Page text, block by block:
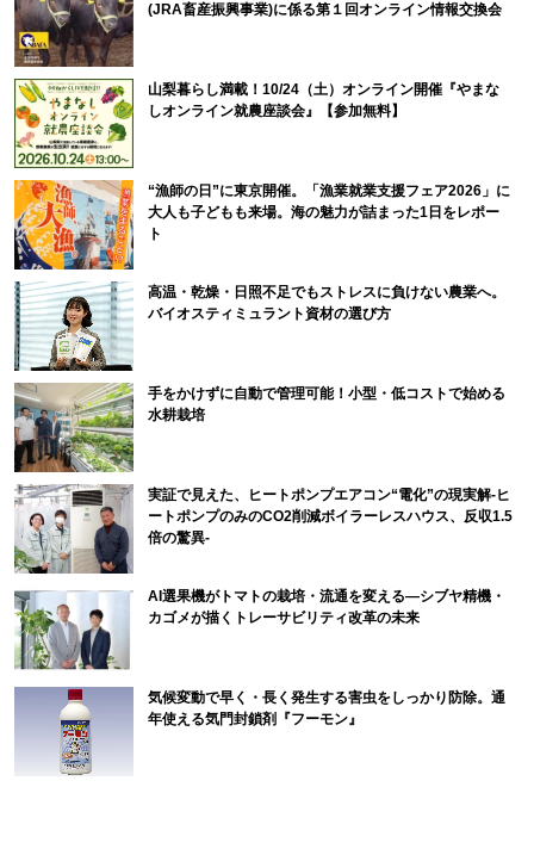
(JRA畜産振興事業)に係る第１回オンライン情報交換会
山梨暮らし満載！10/24（土）オンライン開催『やまな
しオンライン就農座談会』【参加無料】
“漁師の日”に東京開催。「漁業就業支援フェア2026」に
大人も子どもも来場。海の魅力が詰まった1日をレポー
ト
高温・乾燥・日照不足でもストレスに負けない農業へ。
バイオスティミュラント資材の選び方
手をかけずに自動で管理可能！小型・低コストで始める
水耕栽培
実証で見えた、ヒートポンプエアコン“電化”の現実解-ヒ
ートポンプのみのCO2削減ボイラーレスハウス、反収1.5
倍の驚異-
AI選果機がトマトの栽培・流通を変える―シブヤ精機・
カゴメが描くトレーサビリティ改革の未来
気候変動で早く・長く発生する害虫をしっかり防除。通
年使える気門封鎖剤『フーモン』